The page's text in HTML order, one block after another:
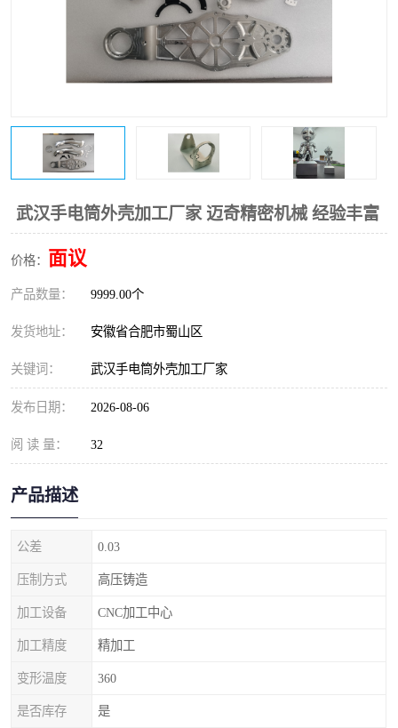
武汉手电筒外壳加工厂家 迈奇精密机械 经验丰富
价格： 面议
产品数量： 9999.00个
发货地址： 安徽省合肥市蜀山区
关键词： 武汉手电筒外壳加工厂家
发布日期： 2026-08-06
阅 读 量： 32
产品描述
公差 0.03
压制方式 高压铸造
加工设备 CNC加工中心
加工精度 精加工
变形温度 360
是否库存 是